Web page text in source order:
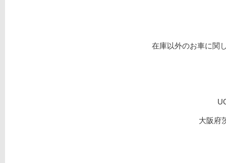
在庫以外のお車に
大阪府